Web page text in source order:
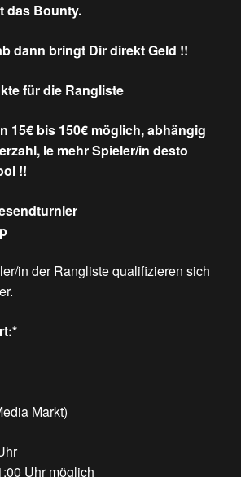
das Bounty.
dann bringt Dir direkt Geld !!
für die Rangliste
15€ bis 150€ möglich, abhängig
le mehr Spieler/in desto
!!
in der Rangliste qualifizieren sich
Markt)
Uhr möglich